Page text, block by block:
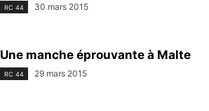
RC 44 30 mars 2015
Une manche éprouvante à Malte
RC 44 29 mars 2015